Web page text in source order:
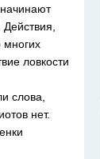
многих
ловкости
слова,
нет.